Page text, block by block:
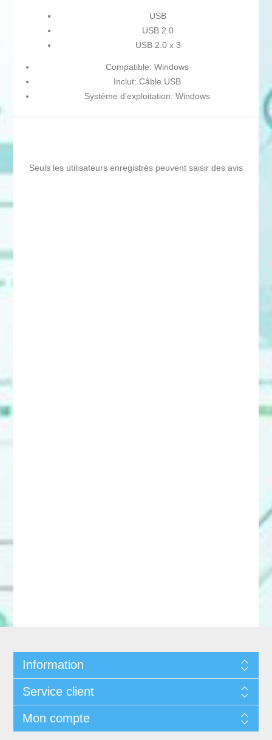
USB
USB 2.0
USB 2.0 x 3
Compatible: Windows
Inclut: Câble USB
Système d'exploitation: Windows
Seuls les utilisateurs enregistrés peuvent saisir des avis
Information
Service client
Mon compte